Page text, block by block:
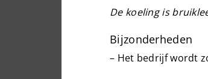
De koeling is
Bijzonderheden
– Het bedrijf wordt